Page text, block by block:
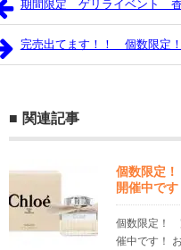
期間限定 ゲリライベント
完売出てます！！ 個数限定
関連記事
個数限定
開催中です
個数限定！
催中です！